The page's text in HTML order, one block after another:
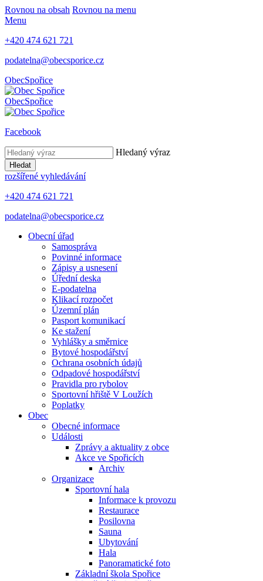
Rovnou na obsah Rovnou na menu
Menu
+420 474 621 721
podatelna@obecsporice.cz
ObecSpořice
ObecSpořice
Facebook
Hledaný výraz
Hledat
rozšířené vyhledávání
+420 474 621 721
podatelna@obecsporice.cz
Obecní úřad
Samospráva
Povinné informace
Zápisy a usnesení
Úřední deska
E-podatelna
Klikací rozpočet
Územní plán
Pasport komunikací
Ke stažení
Vyhlášky a směrnice
Bytové hospodářství
Ochrana osobních údajů
Odpadové hospodářství
Pravidla pro rybolov
Sportovní hřiště V Loužích
Poplatky
Obec
Obecné informace
Události
Zprávy a aktuality z obce
Akce ve Spořicích
Archiv
Organizace
Sportovní hala
Informace k provozu
Restaurace
Posilovna
Sauna
Ubytování
Hala
Panoramatické foto
Základní škola Spořice